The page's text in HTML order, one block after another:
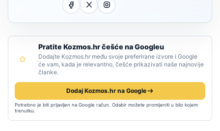
Pratite Kozmos.hr češće na Googleu
Dodajte Kozmos.hr među svoje preferirane izvore i Google
će vam, kada je relevantno, češće prikazivati naše najnovije
članke.
Dodaj Kozmos.hr na Google
Potrebno je biti prijavljen na Google račun. Odabir možete promijeniti u bilo kojem
trenutku.